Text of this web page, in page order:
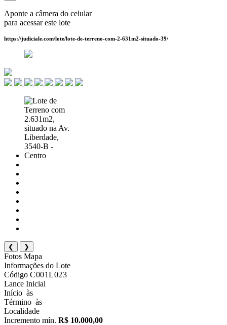
Aponte a câmera do celular
para acessar este lote
https://judiciale.com/lote/lote-de-terreno-com-2-631m2-situado-39/
❮ ❯
Fotos Mapa
Informações do Lote
Código C001L023
Lance Inicial
Início às
Término às
Localidade
Incremento mín. R$ 10.000,00